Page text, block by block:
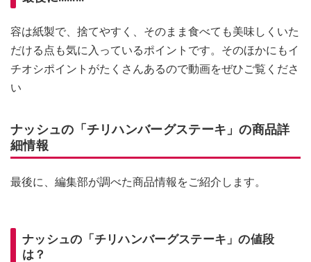
容は紙製で、捨てやすく、そのまま食べても美味しくいた
だける点も気に入っているポイントです。そのほかにもイ
チオシポイントがたくさんあるので動画をぜひご覧くださ
い
ナッシュの「チリハンバーグステーキ」の商品詳
細情報
最後に、編集部が調べた商品情報をご紹介します。
ナッシュの「チリハンバーグステーキ」の値段
は？